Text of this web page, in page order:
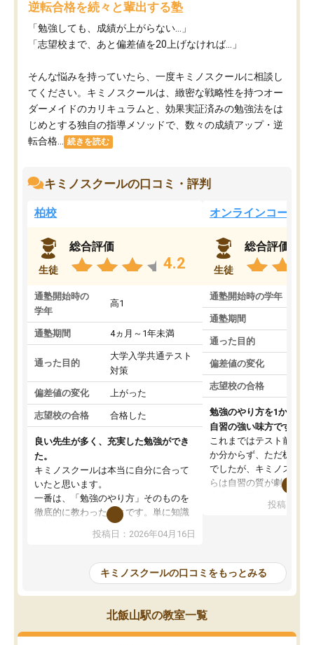
逆転合格を続々と輩出する塾
「勉強しても、成績が上がらない…」
「志望校まで、あと偏差値を20上げなければ…」
そんな悩みを持っていたら、一度キミノスクールに相談し
てください。キミノスクールは、緻密な戦略性を持つオー
ダーメイドのカリキュラムと、効果実証済みの勉強法をは
じめとする独自の指導メソッドで、数々の成績アップ・逆
転合格...
続きを読む
キミノスクールの口コミ・評判
柏校
生徒
総合評価
4.2
通塾開始時の
学年
高1
通塾期間 4ヵ月～1年未満
通った目的
大学入学共通テスト
対策
偏差値の変化 上がった
志望校の合格 合格した
良い先生が多く、充実した勉強ができ
た。
キミノスクールは本当に自分に合って
いたと思います。
一番は、「勉強のやり方」そのものを
徹底的に教わったことです。単に知識
を詰め込むのではなく、自学自習の習
慣が身につくよう並走してくれるの
はなくなりました。
講師の方との距離も近く、親身なコー
チングのおかげで、停滞期もモチベー
ションを維持できました。「やらされ
る勉強」から「目標のための勉強」へ
投稿日：2026年04月16日
オンラインコース
生徒
総合評価
通塾開始時の学年
通塾期間
通った目的
偏差値の変化
志望校の合格
勉強のやり方を1から教
自習の強い味方です。
これまではテスト前に何
か分からず、ただ机に座
でしたが、キミノスクー
らは自習の質が劇的に変
を明確にしてくれるの
の仕方をコーチングして
ルなので、家での学習習
身につきました。結果と
た。自分から学ぶ姿勢を
投稿日：
キミノスクールの口コミをもっとみる
北飯山駅の教室一覧